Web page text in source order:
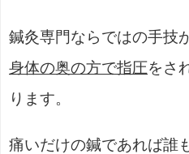
鍼灸専門ならではの手技
身体の奥の方で指圧 をさ
ります。
痛いだけの鍼であれば誰